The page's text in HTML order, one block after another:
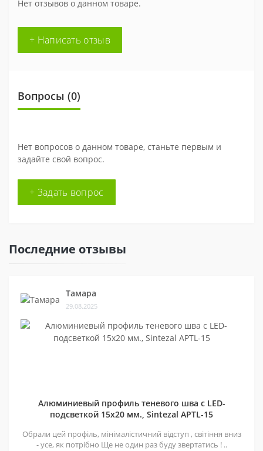
Нет отзывов о данном товаре.
+ Написать отзыв
Вопросы (0)
Нет вопросов о данном товаре, станьте первым и
задайте свой вопрос.
+ Задать вопрос
Последние отзывы
Тамара
29.08.2025
Алюминиевый профиль теневого шва c LED-
подсветкой 15х20 мм., Sintezal APTL-15
Обрали цей профіль, мінімалістичний відступ , світіння вниз
- усе, як потрібно Ще не один раз буду звертатись ! ..